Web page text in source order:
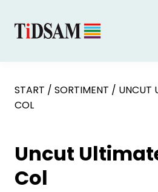
START / SORTIMENT / UNCUT
COL
Uncut
Col